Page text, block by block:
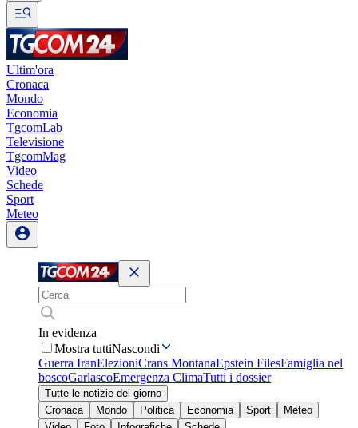
Ultim'ora
Cronaca
Mondo
Economia
TgcomLab
Televisione
TgcomMag
Video
Schede
Sport
Meteo
In evidenza
Mostra tuttiNascondi
Guerra IranElezioniCrans MontanaEpstein FilesFamiglia nel
boscoGarlascoEmergenza ClimaTutti i dossier
Tutte le notizie del giorno
Cronaca
Mondo Politica Economia Sport
Meteo